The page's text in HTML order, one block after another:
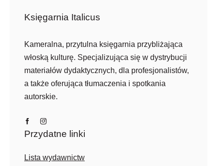
Księgarnia Italicus
Kameralna, przytulna księgarnia przybliżająca
włoską kulturę. Specjalizująca się w dystrybucji
materiałów dydaktycznych, dla profesjonalistów,
a także oferująca tłumaczenia i spotkania
autorskie.
Przydatne linki
Lista wydawnictw